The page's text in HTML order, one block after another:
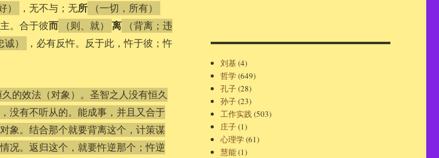
） ，无不与；无所 （一切，所有）
。合于彼而 （则、就） 离
（背离；违
）
，必有反忤。反于此，忤于彼；忤
的效法（对象）。圣智之人没有恒久
没有不听从的。能成事，并且又合于
象。结合那个就要背离这个，计策谋
况。返归这个，就要忤逆那个；忤逆
刘基(4)
哲学(649)
孔子(28)
孙子(23)
工作实践(503)
庄子(1)
心理学(61)
慧能(1)